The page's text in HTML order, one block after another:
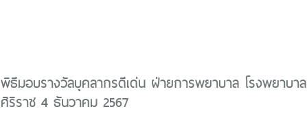
พิธีมอบรางวัลบุคลากรดีเด่น ฝ่ายการพยาบาล โรงพยาบาล
ศิริราช 4 ธันวาคม 2567